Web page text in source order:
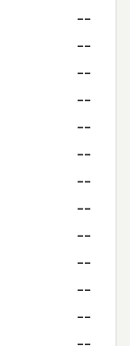
--
--
--
--
--
--
--
--
--
--
--
--